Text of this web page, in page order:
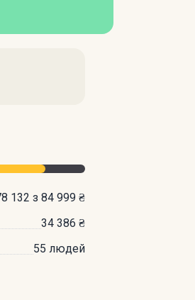
132 з 84 999 ₴
34 386 ₴
55 людей